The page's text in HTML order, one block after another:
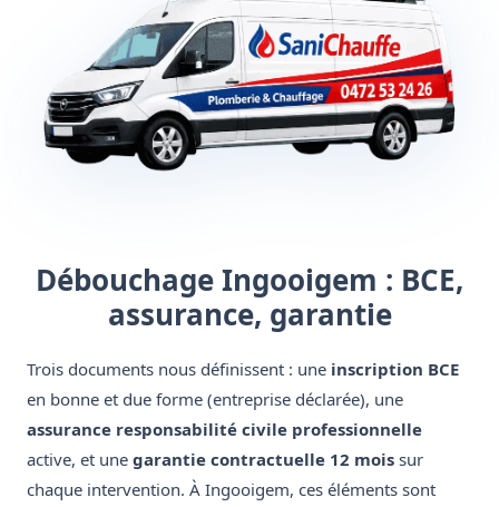
Débouchage Ingooigem : BCE,
assurance, garantie
Trois documents nous définissent : une inscription BCE
en bonne et due forme (entreprise déclarée), une
assurance responsabilité civile professionnelle
active, et une garantie contractuelle 12 mois sur
chaque intervention. À Ingooigem, ces éléments sont